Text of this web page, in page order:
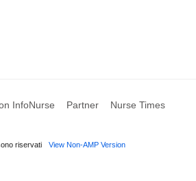
InfoNurse Partner Nurse Times
riservati View Non-AMP Version